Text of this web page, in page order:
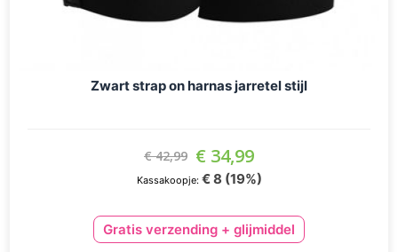
Zwart strap on harnas jarretel stijl
€ 42,99 Aanbiedingsprijs
€ 34,99
Kassakoopje: € 8 (19%)
Gratis verzending + glijmiddel